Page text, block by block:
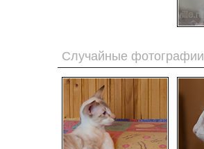
Случайные фотографии